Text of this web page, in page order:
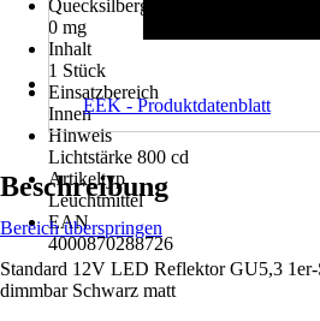
Quecksilbergehalt d. Lampe
0 mg
Inhalt
1 Stück
Einsatzbereich
Innen
Hinweis
Lichtstärke 800 cd
Artikeltyp
Leuchtmittel
EAN
4000870288726
EEK - Produktdatenblatt
Beschreibung
Bereich überspringen
Standard 12V LED Reflektor GU5,3
dimmbar Schwarz matt